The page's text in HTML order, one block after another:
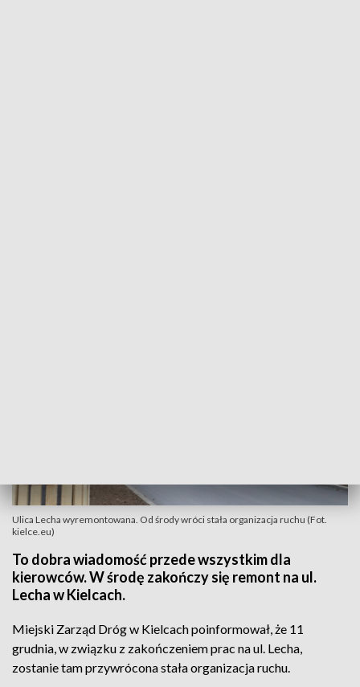
Ulica Lecha wyremontowana. Od środy wróci stała organizacja ruchu (Fot.
kielce.eu)
To dobra wiadomość przede wszystkim dla
kierowców. W środę zakończy się remont na ul.
Lecha w Kielcach.
Miejski Zarząd Dróg w Kielcach poinformował, że 11
grudnia, w związku z zakończeniem prac na ul. Lecha,
zostanie tam przywrócona stała organizacja ruchu.